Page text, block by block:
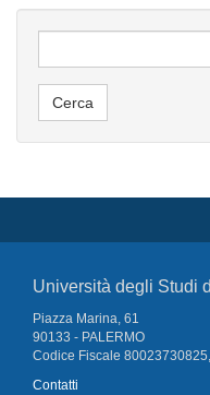
Università degli Studi
Piazza Marina, 61
90133 - PALERMO
Codice Fiscale
Contatti